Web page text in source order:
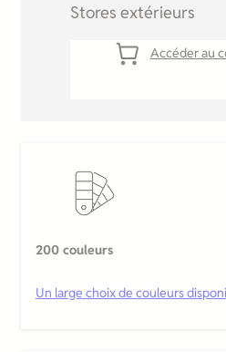
Stores extérieurs
Accéder au
200 couleurs
Un large choix de couleurs